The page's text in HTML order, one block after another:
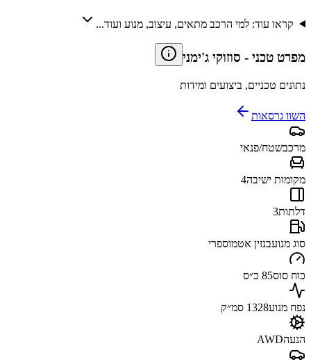
קראו עוד: למי הרכב מתאים, עיצוב, מנוע ועוד...
מפרט טכני - סוזוקי ג'ימני
נתונים טכניים, ביצועים ומידות
השוו גרסאות
מרכבשטח/פנאי
מקומות ישיבה4
דלתות3
סוג מנועבנזין אטמוספרי
כוח סוס85 כ״ס
נפח מנוע1328 סמ״ק
הנעהAWD